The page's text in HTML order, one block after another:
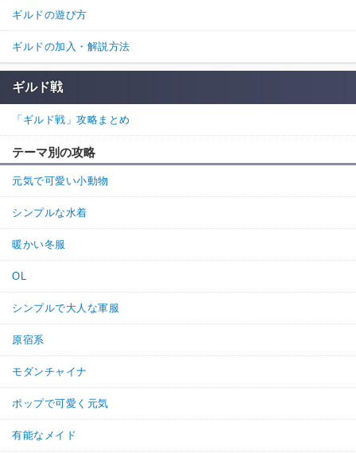
ギルドの遊び方
ギルドの加入・解説方法
ギルド戦
「ギルド戦」攻略まとめ
テーマ別の攻略
元気で可愛い小動物
シンプルな水着
暖かい冬服
OL
シンプルで大人な軍服
原宿系
モダンチャイナ
ポップで可愛く元気
有能なメイド